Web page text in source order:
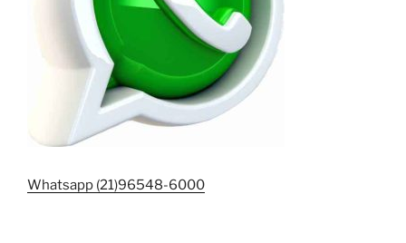
Whatsapp (21)96548-6000